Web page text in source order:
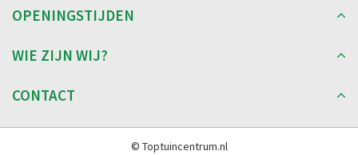
OPENINGSTIJDEN
WIE ZIJN WIJ?
CONTACT
© Toptuincentrum.nl